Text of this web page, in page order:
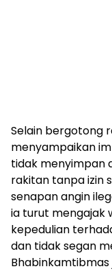
Selain bergotong
menyampaikan
tidak menyimpan
rakitan tanpa izin
senapan angin
ia turut mengajak
kepedulian
dan tidak segan